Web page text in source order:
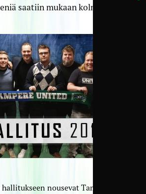
saatiin mukaan kolme.
nousevat TamU-